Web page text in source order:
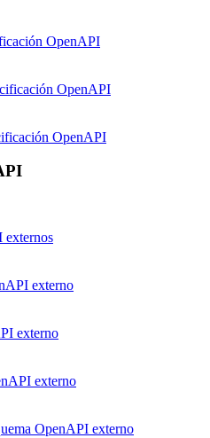
OpenAPI
OpenAPI
OpenAPI
externos
externo
externo
externo
OpenAPI externo